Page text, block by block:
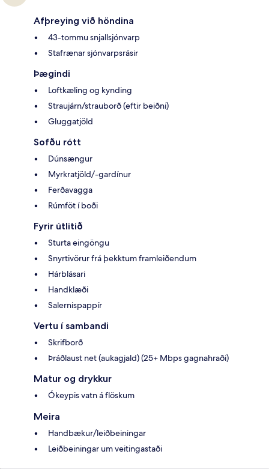
Afþreying við höndina
43-tommu snjallsjónvarp
Stafrænar sjónvarpsrásir
Þægindi
Loftkæling og kynding
Straujárn/strauborð (eftir beiðni)
Gluggatjöld
Sofðu rótt
Dúnsængur
Myrkratjöld/-gardínur
Ferðavagga
Rúmföt í boði
Fyrir útlitið
Sturta eingöngu
Snyrtivörur frá þekktum framleiðendum
Hárblásari
Handklæði
Salernispappír
Vertu í sambandi
Skrifborð
Þráðlaust net (aukagjald) (25+ Mbps gagnahraði)
Matur og drykkur
Ókeypis vatn á flöskum
Meira
Handbækur/leiðbeiningar
Leiðbeiningar um veitingastaði